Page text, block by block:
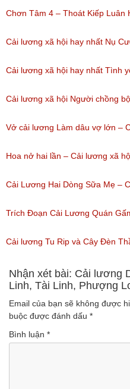
Chơn Tâm 4 – Thoát Kiếp Luân
267)
Cải lương xã hội hay nhất Nụ
Thủy
(Lượt nghe: 776)
Cải lương xã hội hay nhất Tình
Cải lương xã hội Người chồng
nghe: 475)
Vở cải lương Làm dâu vợ lớn –
nghe: 383)
Hoa nở hai lần – Cải lương xã
Ngân, NSƯT Vũ Linh
(Lượt nghe: 191)
Cải Lương Hai Dòng Sữa Mẹ –
Minh Vương, Linh Vương,
(Lượt nghe: 609)
Trích Đoạn Cải Lương Quán
(Lượt nghe: 285)
Cải lương Tu Rip và Cây Đèn
Nhận xét bài: Cải lương
Linh, Tài Linh, Phượng
Email của bạn sẽ không được
buộc được đánh dấu *
Bình luận *